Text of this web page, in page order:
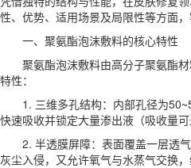
性、优势、适用场景及局限性等方面
一、聚氨酯泡沫敷料的核心特性
聚氨酯泡沫敷料由高分子聚氨酯
特性：
1. 三维多孔结构：内部孔径为
快速吸收并锁定大量渗出液（吸收量
2. 半透膜屏障：表面覆盖一层透
灰尘入侵，又允许氧气与水蒸气交换，